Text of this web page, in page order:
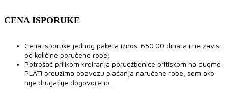
CENA ISPORUKE
Cena isporuke jednog paketa iznosi 650.00 dinara i ne zavisi
od količine poručene robe;
Potrošač prilikom kreiranja porudžbenice pritiskom na dugme
PLATI preuzima obavezu plaćanja naručene robe, sem ako
nije drugačije dogovoreno.